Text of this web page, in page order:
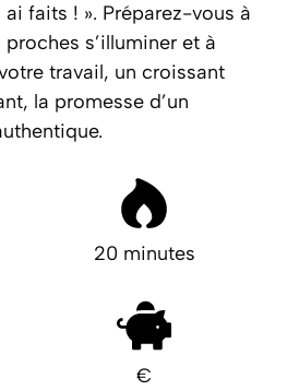
ai faits ! ». Préparez-vous à
s’illuminer et à
travail, un croissant
la promesse d’un
20 minutes
€